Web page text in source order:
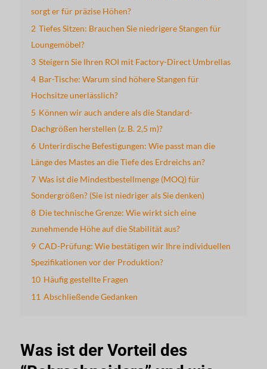
sorgt er für präzise Höhen?
2 Tiefes Sitzen: Brauchen Sie niedrigere Stangen für
Loungemöbel?
3 Steigern Sie Ihren ROI mit Factory-Direct Umbrellas
4 Bar-Tische: Warum sind höhere Stangen für
Hochsitze unerlässlich?
5 Können wir auch andere als die Standard-
Dachgrößen herstellen (z. B. 2,5 m)?
6 Unterirdische Befestigungen: Wie passt man die
Länge des Mastes an die Tiefe des Erdreichs an?
7 Was ist die Mindestbestellmenge (MOQ) für
Sondergrößen? (Sie ist niedriger als Sie denken)
8 Die technische Grenze: Wie wirkt sich eine
zunehmende Höhe auf die Stabilität aus?
9 CAD-Prüfung: Wie bestätigen wir Ihre individuellen
Spezifikationen vor der Produktion?
10 Häufig gestellte Fragen
11 Abschließende Gedanken
Was ist der Vorteil des